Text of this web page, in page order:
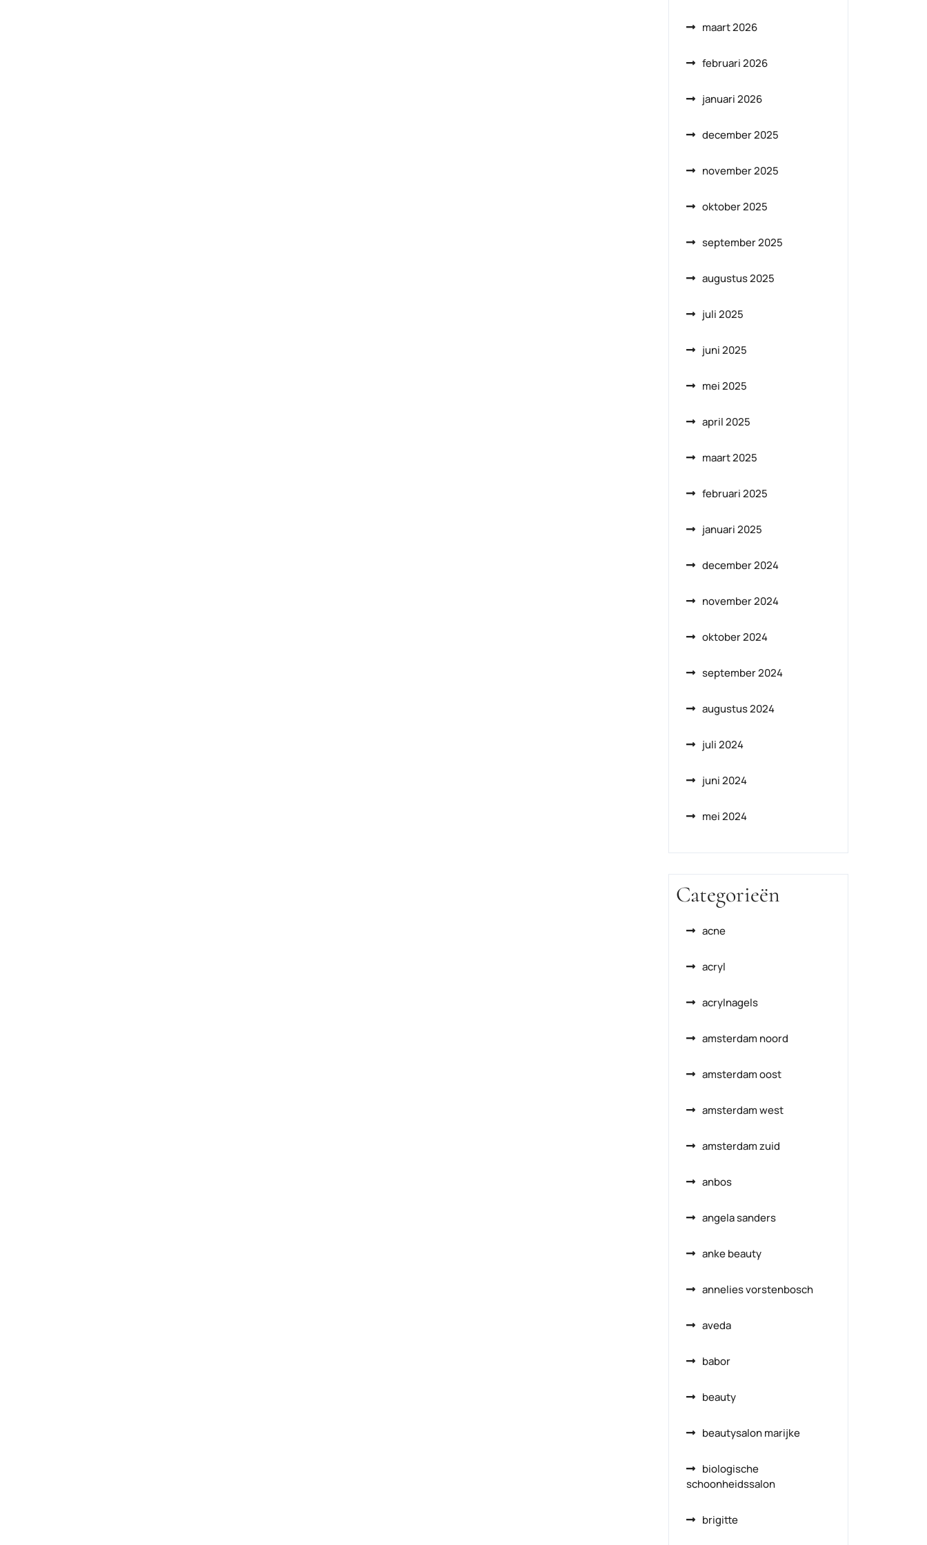
maart 2026
februari 2026
januari 2026
december 2025
november 2025
oktober 2025
september 2025
augustus 2025
juli 2025
juni 2025
mei 2025
april 2025
maart 2025
februari 2025
januari 2025
december 2024
november 2024
oktober 2024
september 2024
augustus 2024
juli 2024
juni 2024
mei 2024
Categorieën
acne
acryl
acrylnagels
amsterdam noord
amsterdam oost
amsterdam west
amsterdam zuid
anbos
angela sanders
anke beauty
annelies vorstenbosch
aveda
babor
beauty
beautysalon marijke
biologische
schoonheidssalon
brigitte